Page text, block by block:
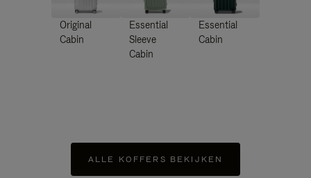
Original
Cabin
Essential
Sleeve
Cabin
Essential
Cabin
ALLE KOFFERS BEKIJKEN